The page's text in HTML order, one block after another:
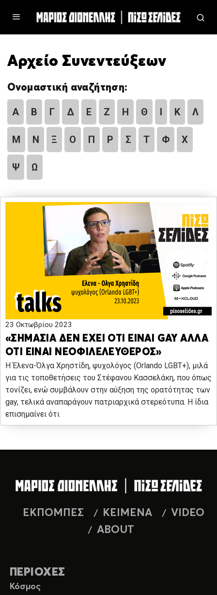
Αρχείο Συνεντεύξεων
Ονομαστική αναζήτηση:
Α Β Γ Δ Ε Ζ Η Θ Ι Κ Λ
Μ Ν Ξ Ο Π Ρ Σ Τ Φ Χ
Ψ Ω
23 Οκτωβρίου 2023
«ΣΗΜΑΣΙΑ ΔΕΝ ΕΧΕΙ ΟΤΙ ΕΙΝΑΙ GAY ΑΛΛΑ
ΟΤΙ ΕΙΝΑΙ NEOΦΙΛΕΛΕΥΘΕΡΟΣ»
Η Έλενα-Όλγα Χρηστίδη, ψυχολόγος (Orlando LGBT+), μιλά
για τις τοποθετήσεις του Στέφανου Κασσελάκη, που όπως
τονίζει, ενώ συμβάλουν στην αύξηση της ορατότητας των
gay, τελικά αναπαράγουν πατριαρχικά στερεότυπα. Η ίδια
επισημαίνει ότι
ΕΚΠΟΜΠΕΣ ΚΕΙΜΕΝΑ
VIDEO
ABOUT
ΠΕΡΙΟΧΕΣ
Κόσμος